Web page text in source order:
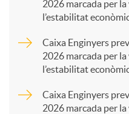
2026 marcada per
l’estabilitat
Caixa Enginyers
2026 marcada per
l’estabilitat
Caixa Enginyers
2026 marcada per